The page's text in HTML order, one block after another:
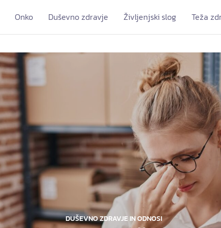
Onko Duševno zdravje Življenjski slog Teža
DUŠEVNO ZDRAVJE IN ODNOSI